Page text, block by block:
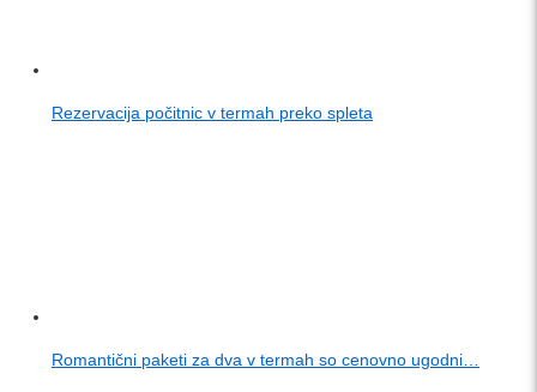
Rezervacija počitnic v termah preko spleta
Romantični paketi za dva v termah so cenovno ugodni…